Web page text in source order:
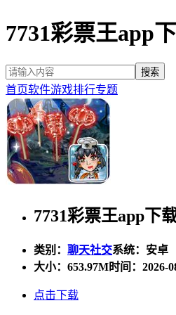
7731彩票王app
首页软件游戏排行专题
7731彩票王app下
类别： 聊天社交系统：安卓
大小： 653.97M时间：2026-
点击下载